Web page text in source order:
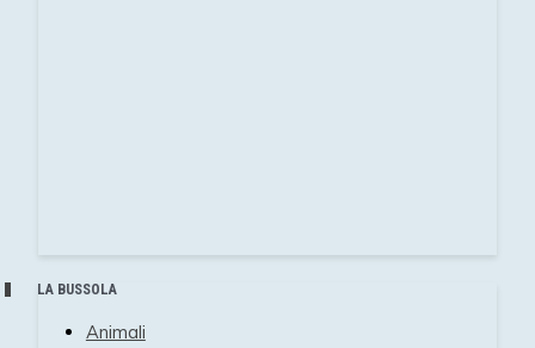
LA BUSSOLA
Animali